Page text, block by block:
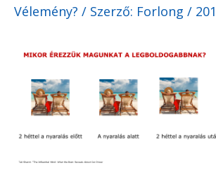
Vélemény? / Szerző: Forlong /